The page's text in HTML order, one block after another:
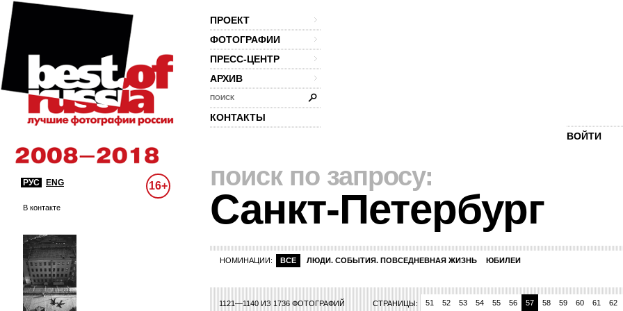
ПРОЕКТ
ФОТОГРАФИИ
ПРЕСС-ЦЕНТР
АРХИВ
ПОИСК
КОНТАКТЫ
ВОЙТИ
РУС ENG 16+
В контакте
поиск по запросу:
Санкт-Петербург
НОМИНАЦИИ: ВСЕ ЛЮДИ. СОБЫТИЯ. ПОВСЕДНЕВНАЯ ЖИЗНЬ ЮБИЛЕИ
1121—1140 ИЗ 1736 ФОТОГРАФИЙ СТРАНИЦЫ:
27 28 29 39 40 41 42 43 44 45 46 48 49 50 51 52 53 54 55 56 57 58 59 60 61 62